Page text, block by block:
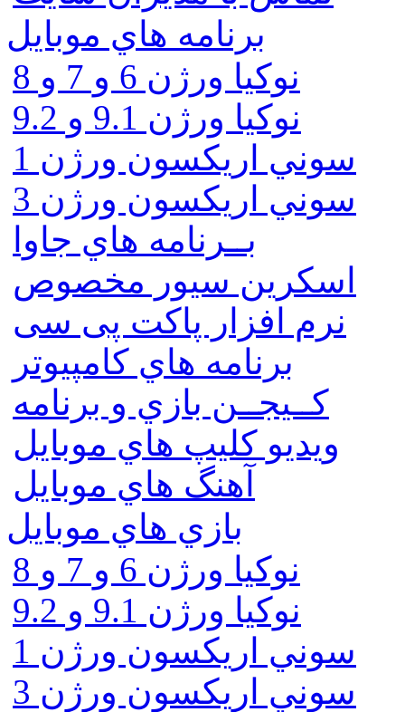
برنامه هاي موبايل
نوکیا ورژن 6 و 7 و 8
نوکیا ورژن 9.1 و 9.2
سوني اريكسون ورژن 1
سوني اريكسون ورژن 3
بــرنامه هاي جاوا
اسكرين سيور مخصوص
نرم افزار پاکت پی سی
برنامه هاي كامپيوتر
كــيجــن بازي و برنامه
ويديو كليپ هاي موبايل
آهنگ هاي موبايل
بازي هاي موبايل
نوكيا ورژن 6 و 7 و 8
نوكيا ورژن 9.1 و 9.2
سوني اريكسون ورژن 1
سوني اريكسون ورژن 3